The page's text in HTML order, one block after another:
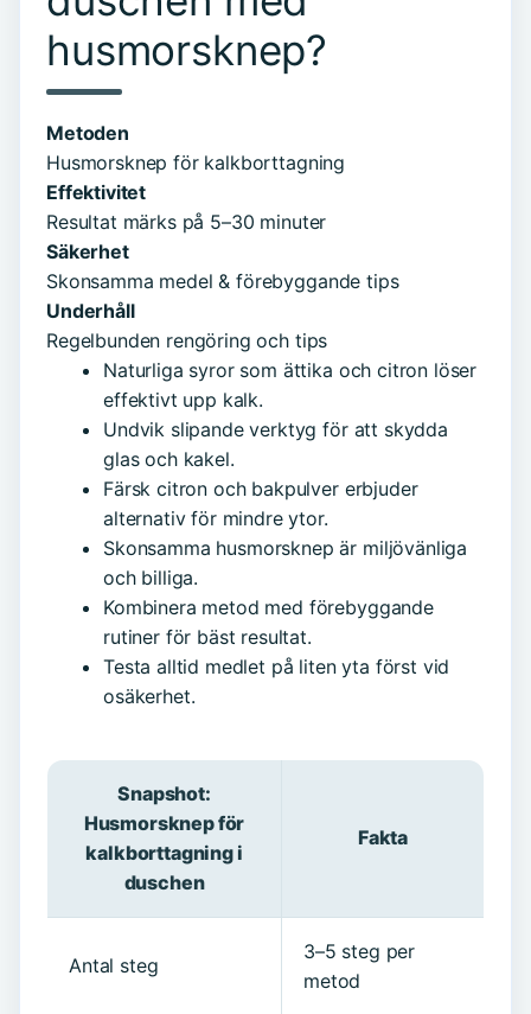
husmorsknep?
Metoden
Husmorsknep för kalkborttagning
Effektivitet
Resultat märks på 5–30 minuter
Säkerhet
Skonsamma medel & förebyggande tips
Underhåll
Regelbunden rengöring och tips
Naturliga syror som ättika och citron löser
effektivt upp kalk.
Undvik slipande verktyg för att skydda
glas och kakel.
Färsk citron och bakpulver erbjuder
alternativ för mindre ytor.
Skonsamma husmorsknep är miljövänliga
och billiga.
Kombinera metod med förebyggande
rutiner för bäst resultat.
Testa alltid medlet på liten yta först vid
osäkerhet.
Snapshot:
Husmorsknep för
kalkborttagning i
duschen
Fakta
Antal steg
3–5 steg per
metod